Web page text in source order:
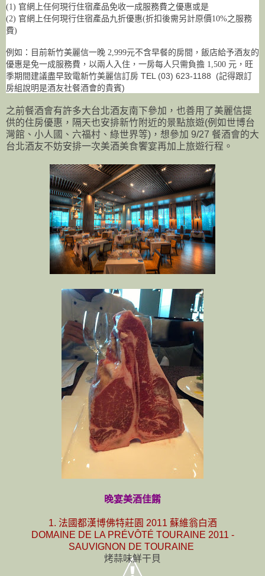
(1) 官網上任何現行住宿產品免收一成服務費之優惠或是
(2) 官網上任何現行住宿產品九折優惠(折扣後需另計原價10%之服務
費)
例如：目前新竹美麗信一晚 2,999元不含早餐的房間，飯店給予酒友的
優惠是免一成服務費，以兩人入住，一房每人只需負擔 1,500 元， 旺
季期間建議盡早致電新竹美麗信訂房 TEL (03) 623-1188 (記得跟訂
房組說明是酒友社餐酒會的貴賓)
之前餐酒會有許多大台北酒友南下參加，也善用了美麗信提
供的住房優惠，隔天也安排新竹附近的景點旅遊(例如世博台
灣館、小人國、六福村、綠世界等)，想參加 9/27 餐酒會的大
台北酒友不妨安排一次美酒美食饗宴再加上旅遊行程。
晚宴美酒佳餚
1. 法國都漢博佛特莊園 2011 蘇維翁白酒
DOMAINE DE LA PRÉVÔTÉ TOURAINE 2011 -
SAUVIGNON DE TOURAINE
烤蒜味鮮干貝